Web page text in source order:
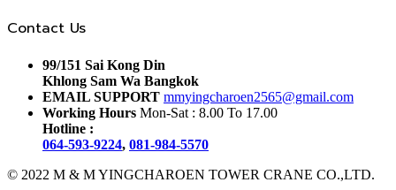
Contact Us
99/151 Sai Kong Din
Khlong Sam Wa Bangkok
EMAIL SUPPORT mmyingcharoen2565@gmail.com
Working Hours Mon-Sat : 8.00 To 17.00
Hotline :
064-593-9224, 081-984-5570
© 2022 M & M YINGCHAROEN TOWER CRANE CO.,LTD.